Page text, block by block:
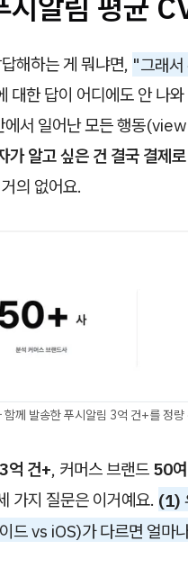
해하는 게 뭐냐면, "그래서
대한 답이 어디에도 안 나
에서 일어난 모든 행동
가 알고 싶은 건 결국 결제
의 없어요.
께 발송한 푸시알림 3억 건+를 정량
3억 건+, 커머스 브랜드 50
가지 질문은 이거예요. (1)
드 vs iOS)가 다르면 얼마